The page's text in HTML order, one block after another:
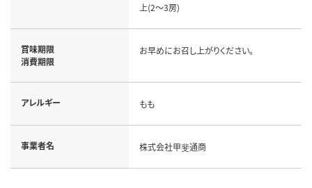
上(2～3房)
賞味期限
消費期限
お早めにお召し上がりください。
アレルギー もも
事業者名 株式会社甲斐通商